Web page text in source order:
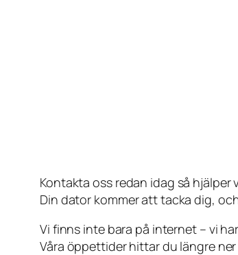
Kontakta oss redan idag så
Din dator kommer att tacka dig,
Vi finns inte bara på internet – vi
Våra öppettider hittar du längre ner